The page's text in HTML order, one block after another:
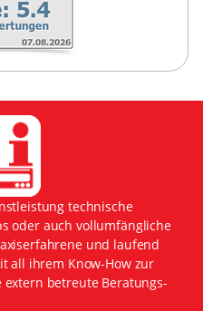
technische
oder auch vollumfängliche
und laufend
all ihrem Know-How zur
extern betreute Beratungs-